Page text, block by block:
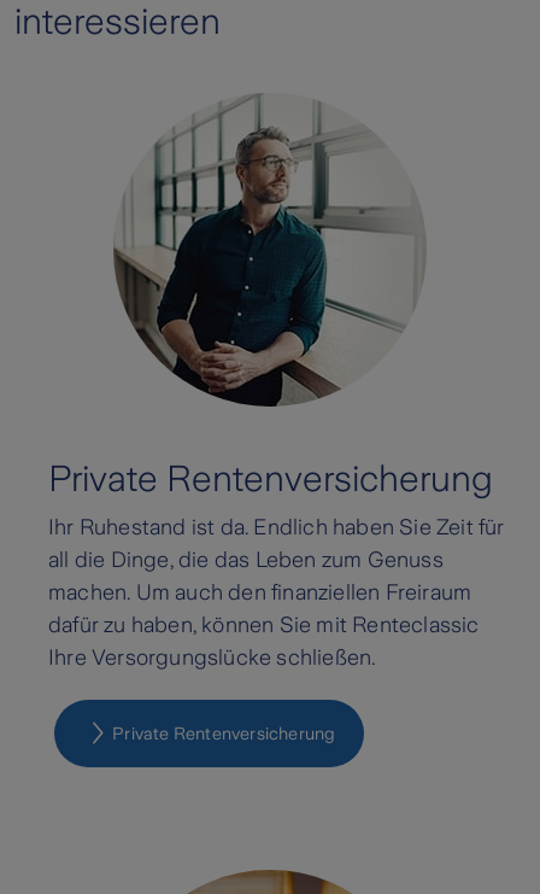
interessieren
Private Rentenversicherung
Ihr Ruhestand ist da. Endlich haben Sie Zeit für
all die Dinge, die das Leben zum Genuss
machen. Um auch den finanziellen Freiraum
dafür zu haben, können Sie mit Renteclassic
Ihre Versorgungslücke schließen.
Private Rentenversicherung